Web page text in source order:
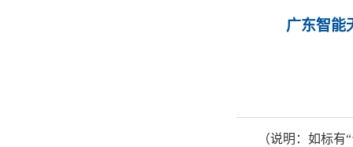
广东智能
（说明：如标有